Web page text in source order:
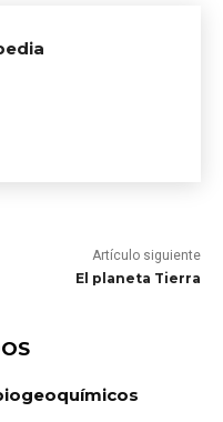
Artículo siguiente
El planeta Tierra